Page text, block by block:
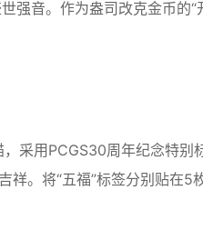
强音。作为盎司改克金币的
用PCGS30周年纪念特别
祥。将“五福”标签分别贴在